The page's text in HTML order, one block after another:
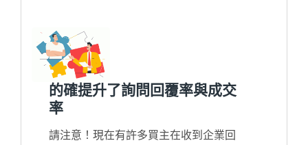
制化解決方案？或者根本是來比價？
的確提升了詢問回覆率與成交
率
請注意！現在有許多買主在收到企業回